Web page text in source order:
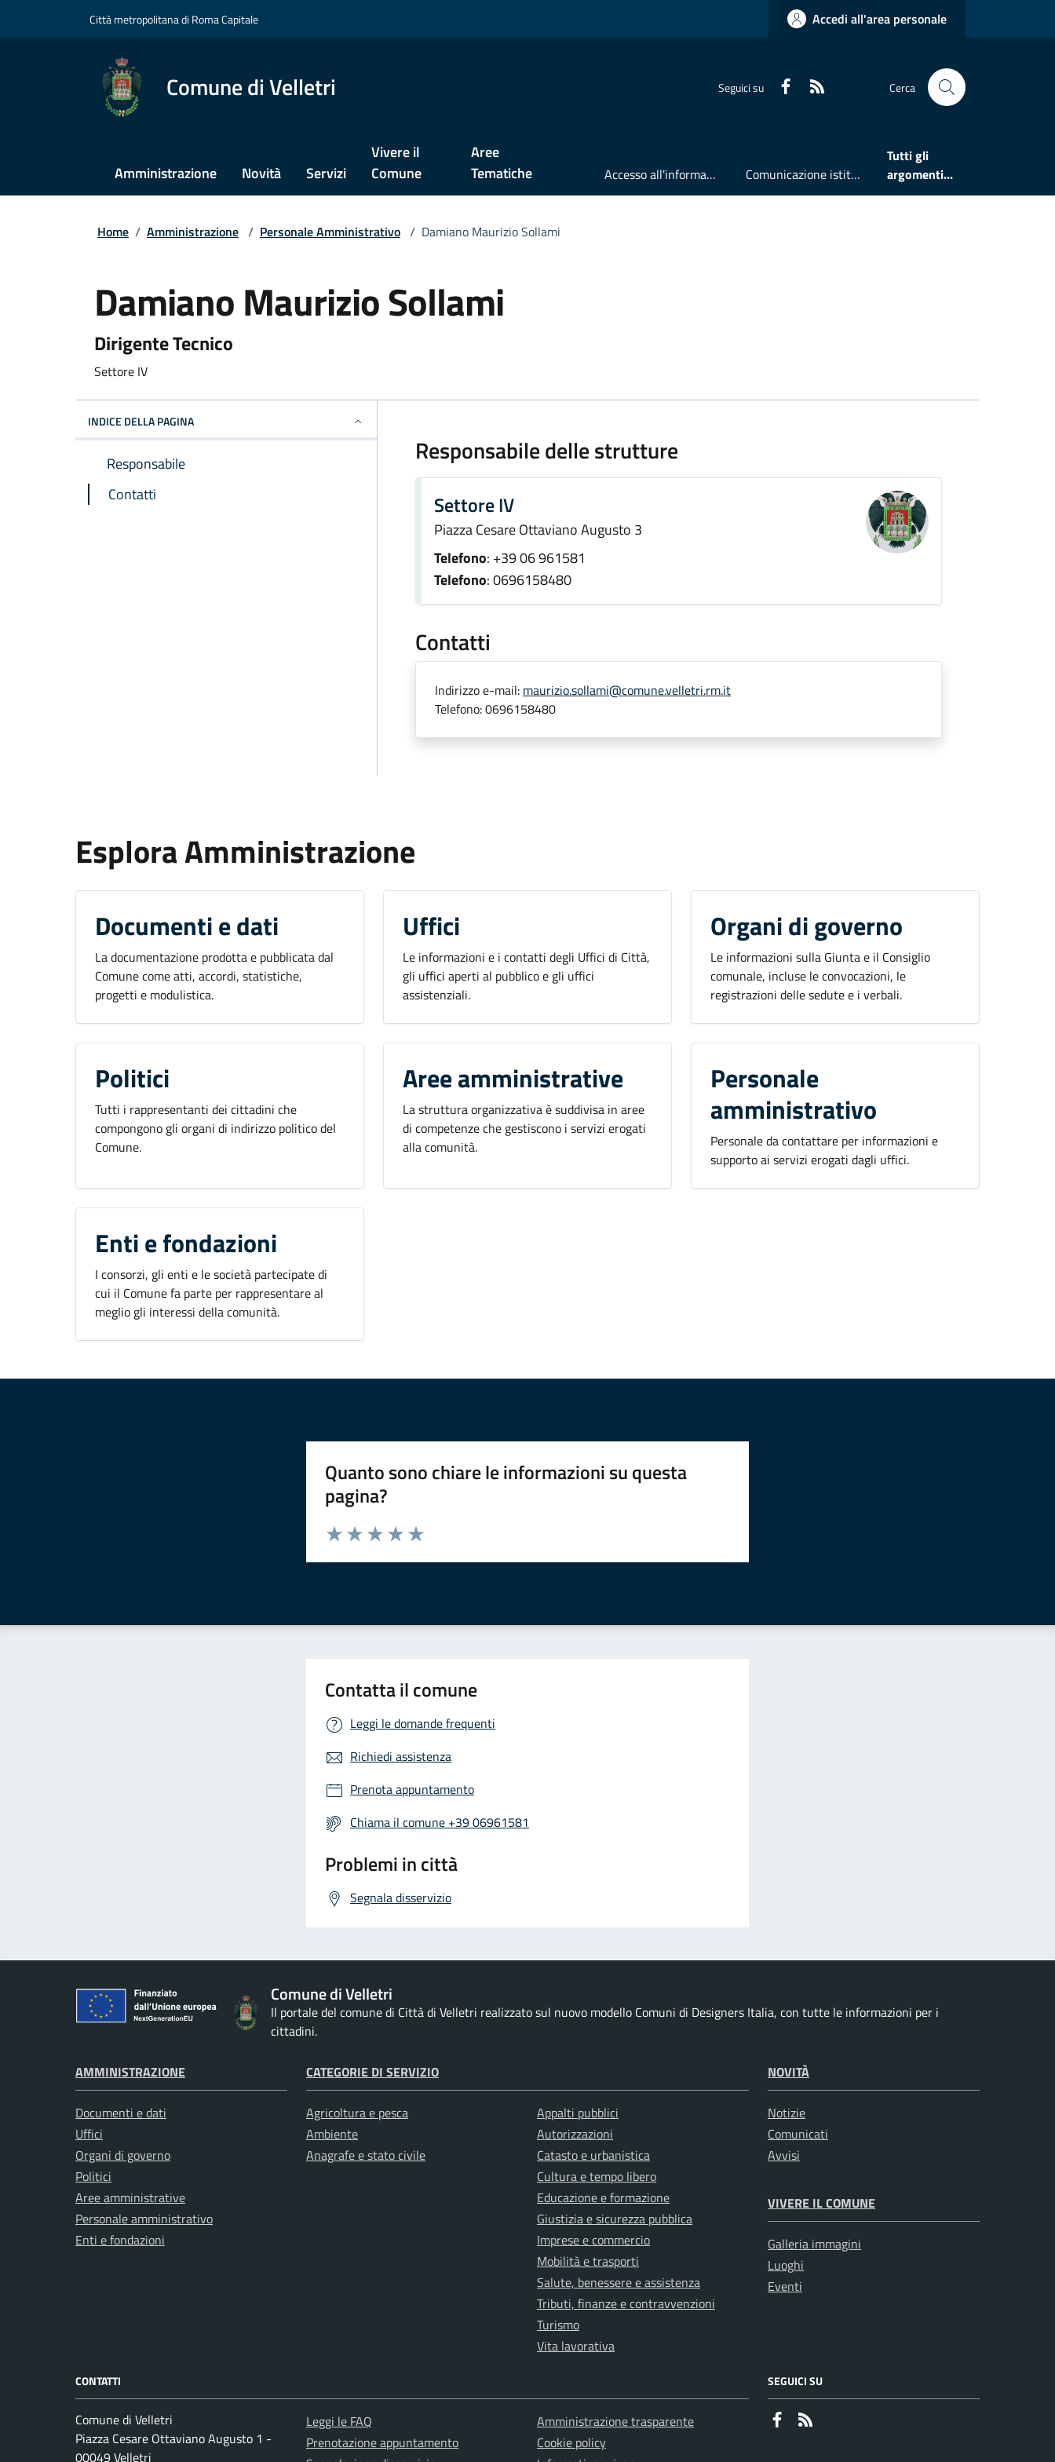
Città metropolitana di Roma Capitale Accedi all'area personale
Comune di Velletri Seguici su Faceboook Cerca
Amministrazione Novità Servizi
Vivere il
Comune
Aree
Tematiche
Accesso all'informazione Comunicazione istituzionale
Tutti gli
argomenti...
Home / Amministrazione / Personale Amministrativo / Damiano Maurizio Sollami
Damiano Maurizio Sollami
Dirigente Tecnico
Settore IV
INDICE DELLA PAGINA
Responsabile
Contatti
Responsabile delle strutture
Settore IV
Piazza Cesare Ottaviano Augusto 3
Telefono: +39 06 961581
Telefono: 0696158480
Contatti
Indirizzo e-mail: maurizio.sollami@comune.velletri.rm.it
Telefono:0696158480
Esplora Amministrazione
Documenti e dati
La documentazione prodotta e pubblicata dal
Comune come atti, accordi, statistiche,
progetti e modulistica.
Uffici
Le informazioni e i contatti degli Uffici di Città,
gli uffici aperti al pubblico e gli uffici
assistenziali.
Organi di governo
Le informazioni sulla Giunta e il Consiglio
comunale, incluse le convocazioni, le
registrazioni delle sedute e i verbali.
Politici
Tutti i rappresentanti dei cittadini che
compongono gli organi di indirizzo politico del
Comune.
Aree amministrative
La struttura organizzativa è suddivisa in aree
di competenze che gestiscono i servizi erogati
alla comunità.
Personale
amministrativo
Personale da contattare per informazioni e
supporto ai servizi erogati dagli uffici.
Enti e fondazioni
I consorzi, gli enti e le società partecipate di
cui il Comune fa parte per rappresentare al
meglio gli interessi della comunità.
Quanto sono chiare le informazioni su questa
pagina?
Valuta da 1 a 5 stelle la pagina
Contatta il comune
Leggi le domande frequenti
Richiedi assistenza
Prenota appuntamento
Chiama il comune +39 06961581
Problemi in città
Segnala disservizio
Comune di Velletri
Il portale del comune di Città di Velletri realizzato sul nuovo modello Comuni di Designers Italia, con tutte le informazioni per i
cittadini.
AMMINISTRAZIONE
Documenti e dati
Uffici
Organi di governo
Politici
Aree amministrative
Personale amministrativo
Enti e fondazioni
CATEGORIE DI SERVIZIO
Agricoltura e pesca
Ambiente
Anagrafe e stato civile
Appalti pubblici
Autorizzazioni
Catasto e urbanistica
Cultura e tempo libero
Educazione e formazione
Giustizia e sicurezza pubblica
Imprese e commercio
Mobilità e trasporti
Salute, benessere e assistenza
Tributi, finanze e contravvenzioni
Turismo
Vita lavorativa
NOVITÀ
Notizie
Comunicati
Avvisi
VIVERE IL COMUNE
Galleria immagini
Luoghi
Eventi
CONTATTI
Comune di Velletri
Piazza Cesare Ottaviano Augusto 1 -
00049 Velletri
Leggi le FAQ
Prenotazione appuntamento
Amministrazione trasparente
Cookie policy
SEGUICI SU
Faceboook